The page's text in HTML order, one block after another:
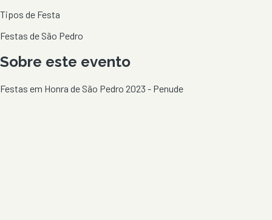
Tipos de Festa
Festas de São Pedro
Sobre este evento
Festas em Honra de São Pedro 2023 - Penude